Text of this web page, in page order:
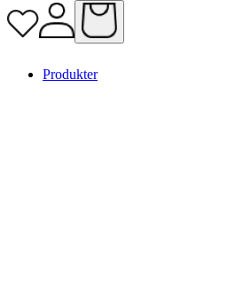
Produkter